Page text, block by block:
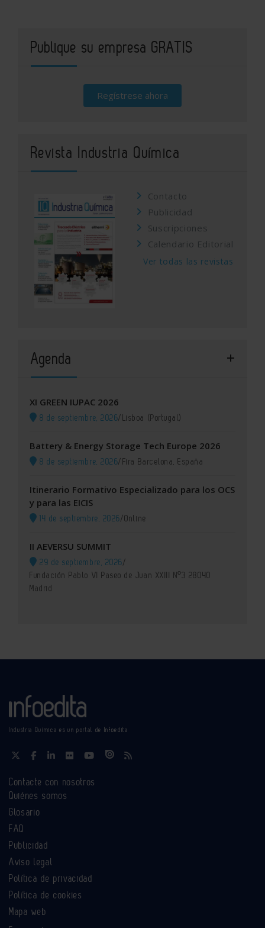
Publique su empresa GRATIS
Regístrese ahora
Revista Industria Química
Contacto
Publicidad
Suscripciones
Calendario Editorial
Ver todas las revistas
Agenda
XI GREEN IUPAC 2026
8 de septiembre, 2026/Lisboa (Portugal)
Battery & Energy Storage Tech Europe 2026
8 de septiembre, 2026/Fira Barcelona, España
Itinerario Formativo Especializado para los OCS
y para las EICIS
14 de septiembre, 2026/Online
II AEVERSU SUMMIT
29 de septiembre, 2026/
Fundación Pablo VI Paseo de Juan XXIII Nº3 28040
Madrid
Industria Química es un portal de Infoedita
Contacte con nosotros
Quiénes somos
Glosario
FAQ
Publicidad
Aviso legal
Política de privacidad
Política de cookies
Mapa web